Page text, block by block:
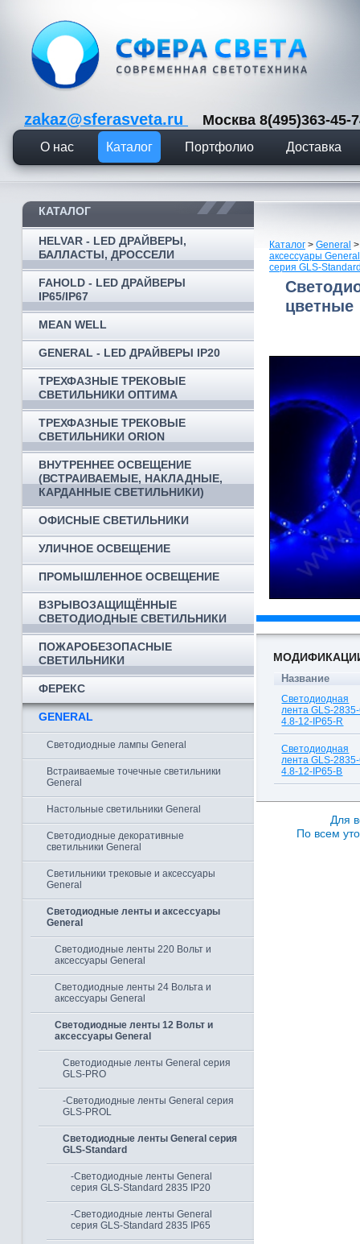
zakaz@sferasveta.ru Москва 8(495)363-
О нас Каталог Портфолио Доставка
КАТАЛОГ
HELVAR - LED ДРАЙВЕРЫ,
БАЛЛАСТЫ, ДРОССЕЛИ
FAHOLD - LED ДРАЙВЕРЫ
IP65/IP67
MEAN WELL
GENERAL - LED ДРАЙВЕРЫ IP20
ТРЕХФАЗНЫЕ ТРЕКОВЫЕ
СВЕТИЛЬНИКИ ОПТИМА
ТРЕХФАЗНЫЕ ТРЕКОВЫЕ
СВЕТИЛЬНИКИ ORION
ВНУТРЕННЕЕ ОСВЕЩЕНИЕ
(ВСТРАИВАЕМЫЕ, НАКЛАДНЫЕ,
КАРДАННЫЕ СВЕТИЛЬНИКИ)
ОФИСНЫЕ СВЕТИЛЬНИКИ
УЛИЧНОЕ ОСВЕЩЕНИЕ
ПРОМЫШЛЕННОЕ ОСВЕЩЕНИЕ
ВЗРЫВОЗАЩИЩЁННЫЕ
СВЕТОДИОДНЫЕ СВЕТИЛЬНИКИ
ПОЖАРОБЕЗОПАСНЫЕ
СВЕТИЛЬНИКИ
ФЕРЕКС
GENERAL
Светодиодные лампы General
Встраиваемые точечные светильники
General
Настольные светильники General
Светодиодные декоративные
светильники General
Светильники трековые и аксессуары
General
Светодиодные ленты и аксессуары
General
Светодиодные ленты 220 Вольт и
аксессуары General
Светодиодные ленты 24 Вольта и
аксессуары General
Светодиодные ленты 12 Вольт и
аксессуары General
Светодиодные ленты General серия
GLS-PRO
-Светодиодные ленты General серия
GLS-PROL
Светодиодные ленты General серия
GLS-Standard
-Светодиодные ленты General
серия GLS-Standard 2835 IP20
-Светодиодные ленты General
серия GLS-Standard 2835 IP65
Каталог > General
аксессуары General
серия GLS-
цветные
Название
Светодиодная
лента GLS-
4.8-12-IP65-R
Светодиодная
лента GLS-
4.8-12-IP65-B
Для
По всем